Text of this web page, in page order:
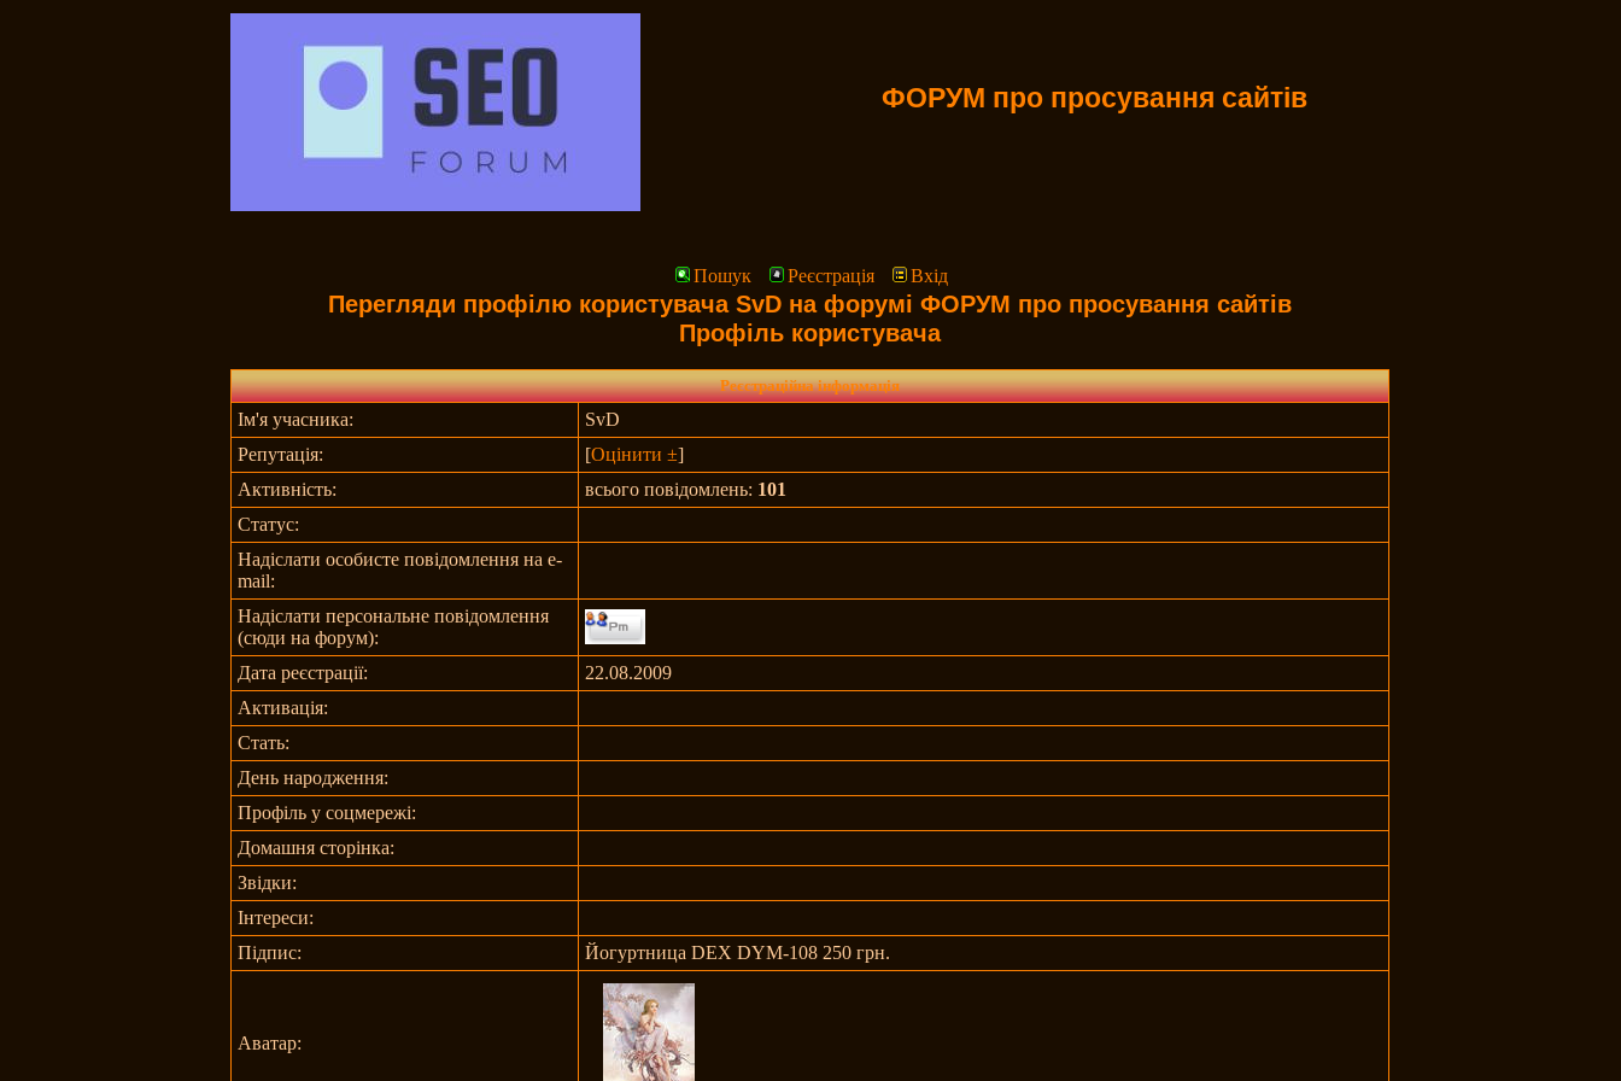
ФОРУМ про просування сайтів
Пошук Реєстрація Вхід
Перегляди профілю користувача SvD на форумі ФОРУМ про просування сайтів
Профіль користувача
Реєстраційна інформація
Ім'я учасника:
SvD
Репутація:
[Оцінити ±]
Активність:
всього повідомлень: 101
Статус:
Надіслати особисте повідомлення на e-
mail:
Надіслати персональне повідомлення
(сюди на форум):
Дата реєстрації:
22.08.2009
Активація:
Стать:
День народження:
Профіль у соцмережі:
Домашня сторінка:
Звідки:
Інтереси:
Підпис:
Йогуртница DEX DYM-108 250 грн.
Аватар: